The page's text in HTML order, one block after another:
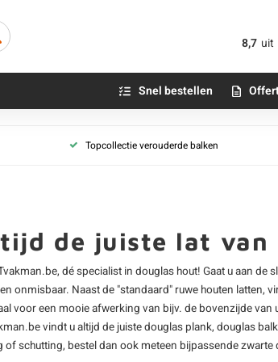
8,7 uit
Douglas hout zwart
Douglas plank - zwart
Douglas balk - zwart
Douglas rabat - zwart
Al ons zwarte douglashout
Olie en lak - voor binnen
Oxaalzuur
Houtvuller
Snel bestellen
Topcollectie verouderde balken
de juiste lat van
dé specialist indouglas hout! Gaat u aan de
onmisbaar. Naast de "standaard" ruwe houten latten,
voor een mooie afwerking van bijv. de bovenzijde
vindt u altijd de juistedouglas plank, douglas balk
schutting, bestel dan ook meteen bijpassende